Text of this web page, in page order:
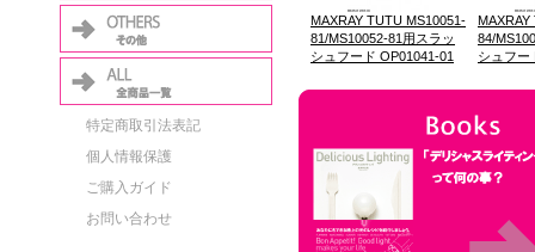
特定商取引法表記
個人情報保護
ご購入ガイド
お問い合わせ
MAXRAY TUTU MS10051-
81/MS10052-81用スラッ
シュフード OP01041-01
84/
シュフー